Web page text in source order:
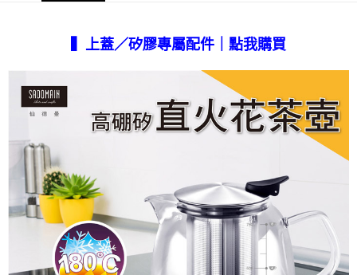
▍上蓋／矽膠專屬配件｜點我購買